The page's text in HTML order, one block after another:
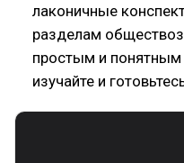
лаконичные
разделам
простым и
изучайте и